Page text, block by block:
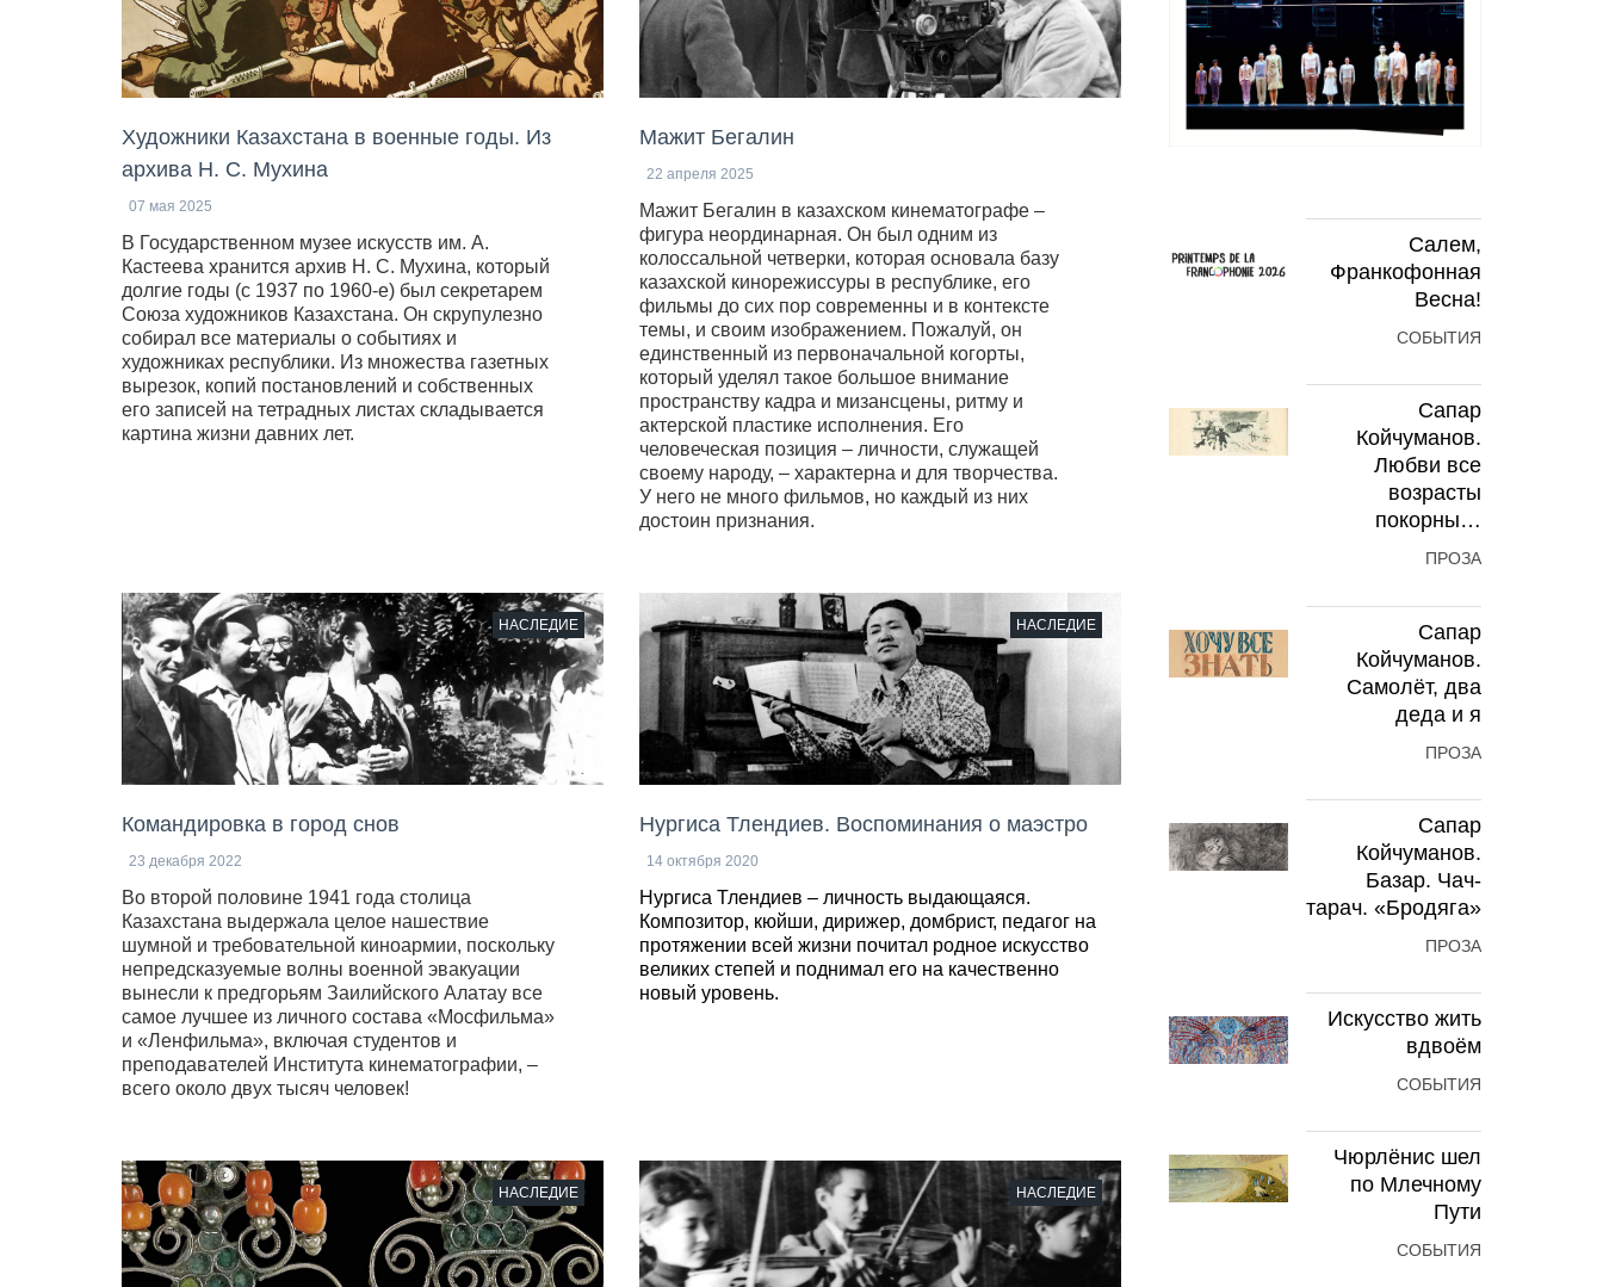
Художники Казахстана в военные годы. Из
архива Н. С. Мухина
07 мая 2025
В Государственном музее искусств им. А.
Кастеева хранится архив Н. С. Мухина, который
долгие годы (с 1937 по 1960-е) был секретарем
Союза художников Казахстана. Он скрупулезно
собирал все материалы о событиях и
художниках республики. Из множества газетных
вырезок, копий постановлений и собственных
его записей на тетрадных листах складывается
картина жизни давних лет.
Мажит Бегалин
22 апреля 2025
Мажит Бегалин в казахском кинематографе –
фигура неординарная. Он был одним из
колоссальной четверки, которая основала базу
казахской кинорежиссуры в республике, его
фильмы до сих пор современны и в контексте
темы, и своим изображением. Пожалуй, он
единственный из первоначальной когорты,
который уделял такое большое внимание
пространству кадра и мизансцены, ритму и
актерской пластике исполнения. Его
человеческая позиция – личности, служащей
своему народу, – характерна и для творчества.
У него не много фильмов, но каждый из них
достоин признания.
Командировка в город снов
НАСЛЕДИЕ
23 декабря 2022
Во второй половине 1941 года столица
Казахстана выдержала целое нашествие
шумной и требовательной киноармии, поскольку
непредсказуемые волны военной эвакуации
вынесли к предгорьям Заилийского Алатау все
самое лучшее из личного состава «Мосфильма»
и «Ленфильма», включая студентов и
преподавателей Института кинематографии, –
всего около двух тысяч человек!
Нургиса Тлендиев. Воспоминания о маэстро
НАСЛЕДИЕ
14 октября 2020
Нургиса Тлендиев – личность выдающаяся.
Композитор, кюйши, дирижер, домбрист, педагог на
протяжении всей жизни почитал родное искусство
великих степей и поднимал его на качественно
новый уровень.
НАСЛЕДИЕ НАСЛЕДИЕ
Салем,
Франкофонная
Весна!
СОБЫТИЯ
Сапар
Койчуманов.
Любви все
возрасты
покорны…
ПРОЗА
Сапар
Койчуманов.
Самолёт, два
деда и я
ПРОЗА
Сапар
Койчуманов.
Базар. Чач-
тарач. «Бродяга»
ПРОЗА
Искусство жить
вдвоём
СОБЫТИЯ
Чюрлёнис шел
по Млечному
Пути
СОБЫТИЯ